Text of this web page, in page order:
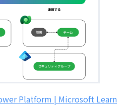
Platform | Microsoft Learn